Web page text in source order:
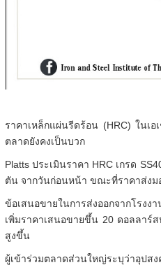
ราคาเหล็กแผ่นรีดร้อน (HRC) ในเ
ตลาดยังคงเป็นบวก
Platts ประเมินราคา HRC เกรด
ตัน จากวันก่อนหน้า ขณะที่ราคาส่งม
ข้อเสนอขายในการส่งออกจากโรง
เพิ่มราคาเสนอขายขึ้น 20 ดอลลาร์
สูงขึ้น
ผู้เข้าร่วมตลาดส่วนใหญ่ระบุว่าอุปส